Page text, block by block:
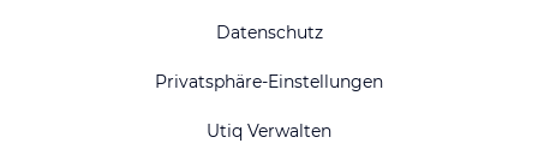
Datenschutz
Privatsphäre-Einstellungen
Utiq Verwalten